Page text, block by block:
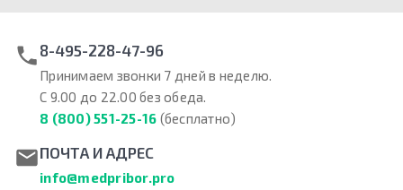
8-495-228-47-96
Принимаем звонки 7 дней в неделю.
С 9.00 до 22.00 без обеда.
8 (800) 551-25-16 (бесплатно)
ПОЧТА И АДРЕС
info@medpribor.pro